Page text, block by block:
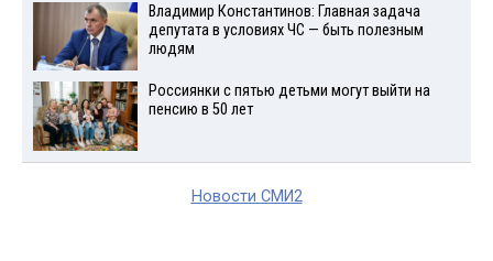
Владимир Константинов: Главная задача
депутата в условиях ЧС — быть полезным
людям
Россиянки с пятью детьми могут выйти на
пенсию в 50 лет
Новости СМИ2